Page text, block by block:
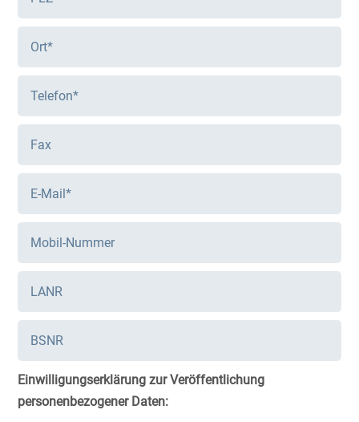
Einwilligungserklärung zur Veröffentlichung
personenbezogener Daten: